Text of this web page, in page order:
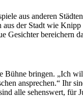
aus anderen
der Stadt wie
Gesichter bereichern
bringen. „Ich
ansprechen.“
alle sehenswert, für